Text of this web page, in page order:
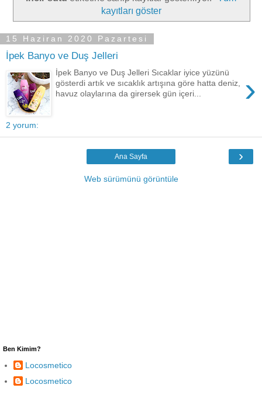
kayıtları göster
15 Haziran 2020 Pazartesi
İpek Banyo ve Duş Jelleri
›
İpek Banyo ve Duş Jelleri Sıcaklar iyice yüzünü
gösterdi artık ve sıcaklık artışına göre hatta deniz,
havuz olaylarına da girersek gün içeri...
2 yorum:
›
Ana Sayfa
Web sürümünü görüntüle
Ben Kimim?
Locosmetico
Locosmetico